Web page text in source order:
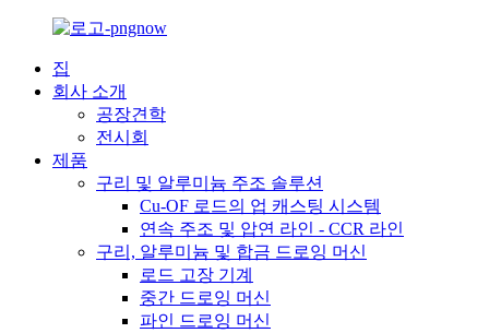
집
회사 소개
공장견학
전시회
제품
구리 및 알루미늄 주조 솔루션
Cu-OF 로드의 업 캐스팅 시스템
연속 주조 및 압연 라인 - CCR 라인
구리, 알루미늄 및 합금 드로잉 머신
로드 고장 기계
중간 드로잉 머신
파인 드로잉 머신